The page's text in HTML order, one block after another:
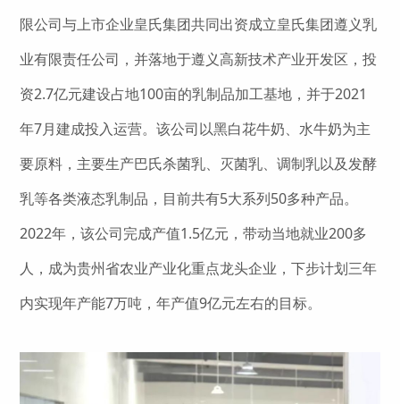
限公司与上市企业皇氏集团共同出资成立皇氏集团遵义乳
业有限责任公司，并落地于遵义高新技术产业开发区，投
资2.7亿元建设占地100亩的乳制品加工基地，并于2021
年7月建成投入运营。该公司以黑白花牛奶、水牛奶为主
要原料，主要生产巴氏杀菌乳、灭菌乳、调制乳以及发酵
乳等各类液态乳制品，目前共有5大系列50多种产品。
2022年，该公司完成产值1.5亿元，带动当地就业200多
人，成为贵州省农业产业化重点龙头企业，下步计划三年
内实现年产能7万吨，年产值9亿元左右的目标。